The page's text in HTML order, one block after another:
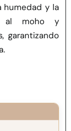
humedad y la
al moho y
garantizando